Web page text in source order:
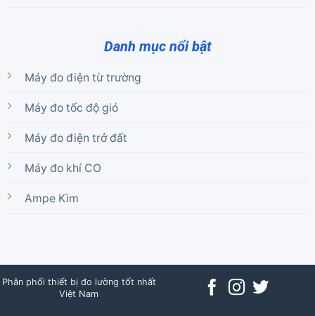
Danh mục nổi bật
Máy đo điện từ trường
Máy đo tốc độ gió
Máy đo điện trở đất
Máy đo khí CO
Ampe Kìm
Phân phối thiết bị đo lường tốt nhất
Việt Nam